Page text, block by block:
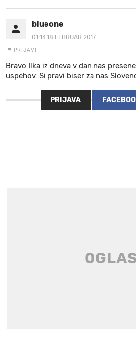
blueone
01:14 18.FEBRUAR 2017.
PRIJAVI
Bravo Ilka iz dneva v dan nas
uspehov. Si pravi biser za nas
PRIJAVA